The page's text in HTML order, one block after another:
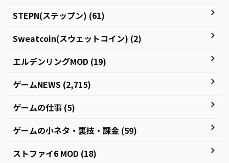
STEPN(ステップン) (61)
Sweatcoin(スウェットコイン) (2)
エルデンリングMOD (19)
ゲームNEWS (2,715)
ゲームの仕事 (5)
ゲームの小ネタ・裏技・課金 (59)
ストファイ6 MOD (18)